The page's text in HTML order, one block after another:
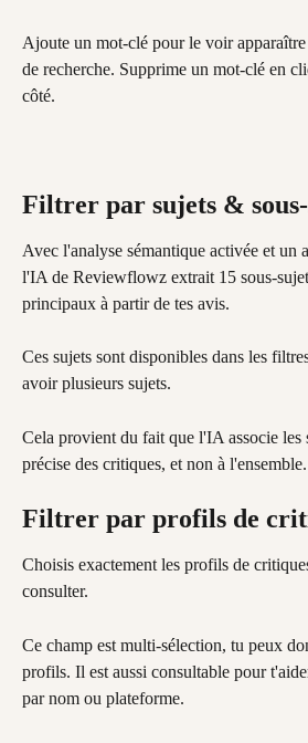
Ajoute un mot-clé pour le voir apparaître
de recherche. Supprime un mot-clé en
côté.
Filtrer par sujets &
Avec l'analyse sémantique activée et un
l'IA de Reviewflowz extrait 15 sous-
principaux à partir de tes avis.
Ces sujets sont disponibles dans les
avoir plusieurs sujets.
Cela provient du fait que l'IA associe les
précise des critiques, et non à l'ensemble.
Filtrer par profils de
Choisis exactement les profils de
consulter.
Ce champ est multi-sélection, tu peux
profils. Il est aussi consultable pour
par nom ou plateforme.